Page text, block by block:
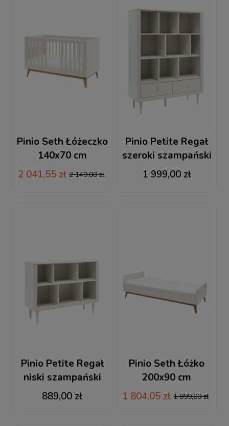
Pinio Seth Łóżeczko
140x70 cm
szampański
2 041,55 zł 2 149,00 zł
Pinio Petite Regał
szeroki szampański
1 999,00 zł
Pinio Petite Regał
niski szampański
889,00 zł
Pinio Seth Łóżko
200x90 cm
szampański
1 804,05 zł 1 899,00 zł